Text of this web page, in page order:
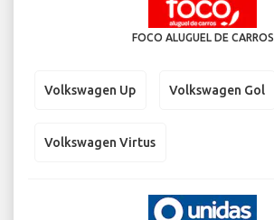
FOCO ALUGUEL DE CARROS
Volkswagen Up Volkswagen Gol
Volkswagen Virtus